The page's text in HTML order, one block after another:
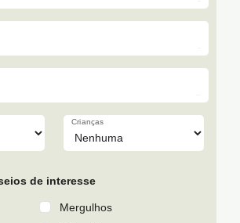
Crianças
de interesse
Mergulhos